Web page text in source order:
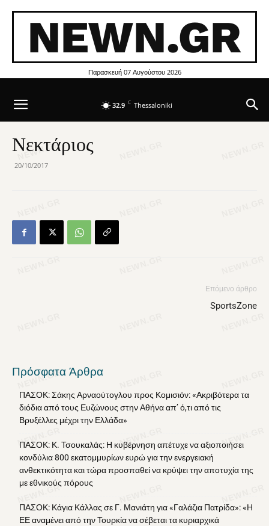
NEWN.GR
Παρασκευή 07 Αυγούστου 2026
32.9 C Thessaloniki
Νεκτάριος
20/10/2017
Επόμενο άρθρο
SportsZone
Πρόσφατα Άρθρα
ΠΑΣΟΚ: Σάκης Αρναούτογλου προς Κομισιόν: «Ακριβότερα τα
διόδια από τους Ευζώνους στην Αθήνα απ’ ό,τι από τις
Βρυξέλλες μέχρι την Ελλάδα»
ΠΑΣΟΚ: Κ. Τσουκαλάς: Η κυβέρνηση απέτυχε να αξιοποιήσει
κονδύλια 800 εκατομμυρίων ευρώ για την ενεργειακή
ανθεκτικότητα και τώρα προσπαθεί να κρύψει την αποτυχία της
με εθνικούς πόρους
ΠΑΣΟΚ: Κάγια Κάλλας σε Γ. Μανιάτη για «Γαλάζια Πατρίδα»: «Η
ΕΕ αναμένει από την Τουρκία να σέβεται τα κυριαρχικά